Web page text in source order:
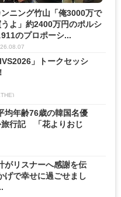
ンニング竹山「俺3000万で
うよ」約2400万円のポルシ
911のプロポーシ...
」トークセッシ
均年齢76歳の韓国名優
旅行記 「花よりおじ
がリスナーへ感謝を伝
げで幸せに過ごせまし